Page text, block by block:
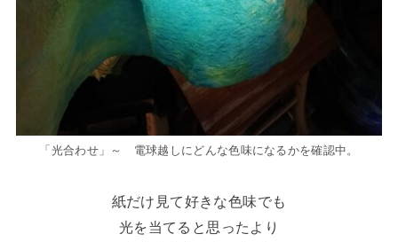
「光合わせ」～ 電球越しにどんな色味になるかを確認中。
紙だけ見て好きな色味でも
光を当てると思ったより